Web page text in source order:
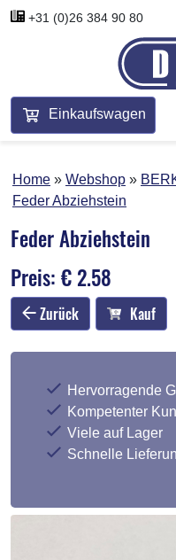
+31 (0)26 384 90 80
Einkaufswagen
Home Webshop
Feder Abziehstein
Feder Abziehstein
Preis: € 2.58
Zurück Kauf
Hervorragende
Kompetenter
Viele auf Lager
Schnelle